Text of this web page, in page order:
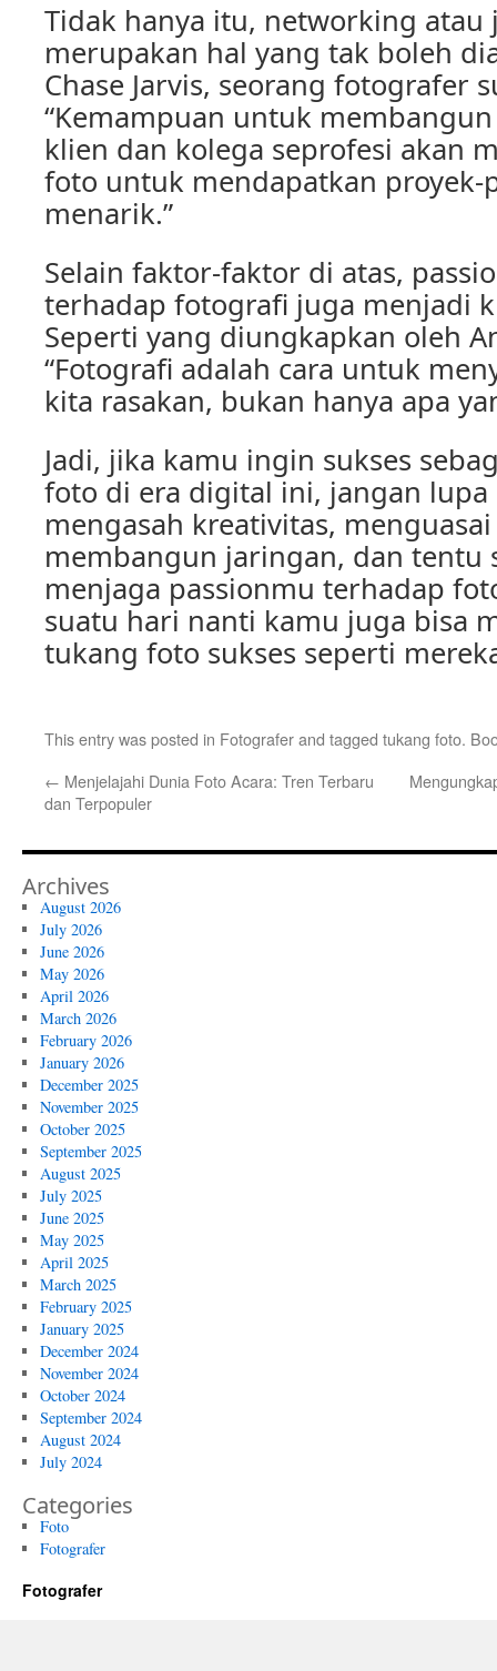
Tidak hanya itu, networking atau
merupakan hal yang tak boleh
Chase Jarvis, seorang fotografer
“Kemampuan untuk
klien dan kolega seprofesi akan
foto untuk mendapatkan proyek-
menarik.”
Selain faktor-faktor di atas,
terhadap fotografi juga menjadi
Seperti yang diungkapkan oleh
“Fotografi adalah cara untuk
kita rasakan, bukan hanya apa
Jadi, jika kamu ingin sukses
foto di era digital ini, jangan
mengasah kreativitas,
membangun jaringan, dan tentu
menjaga passionmu terhadap
suatu hari nanti kamu juga bisa
tukang foto sukses seperti
This entry was posted in Fotograferand tagged tukang foto.
← Menjelajahi Dunia Foto Acara: Tren Terbaru
dan Terpopuler
Archives
August 2026
July 2026
June 2026
May 2026
April 2026
March 2026
February 2026
January 2026
December 2025
November 2025
October 2025
September 2025
August 2025
July 2025
June 2025
May 2025
April 2025
March 2025
February 2025
January 2025
December 2024
November 2024
October 2024
September 2024
August 2024
July 2024
Categories
Foto
Fotografer
Fotografer